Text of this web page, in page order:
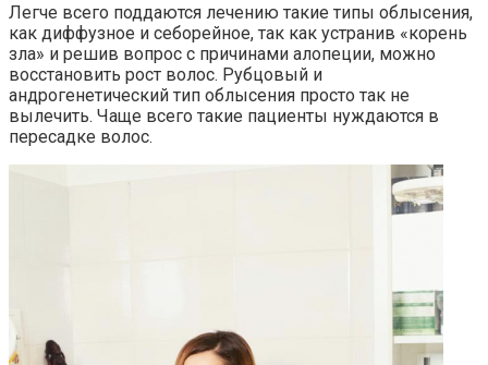
Легче всего поддаются лечению такие типы облысения,
как диффузное и себорейное, так как устранив «корень
зла» и решив вопрос с причинами алопеции, можно
восстановить рост волос. Рубцовый и
андрогенетический тип облысения просто так не
вылечить. Чаще всего такие пациенты нуждаются в
пересадке волос.